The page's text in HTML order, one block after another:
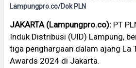
Lampungpro.co/Dok PLN
JAKARTA (Lampungpro.co): PT
Induk Distribusi (UID) Lampung,
tiga penghargaan dalam ajang La
Awards 2024 di Jakarta.